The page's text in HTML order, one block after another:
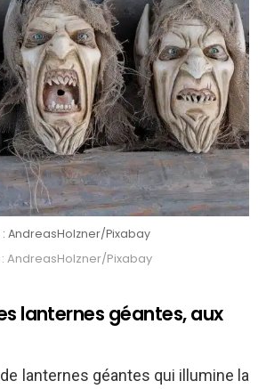
AndreasHolzner/Pixabay
AndreasHolzner/Pixabay
lanternes géantes, aux
lanternes géantes qui illumine la